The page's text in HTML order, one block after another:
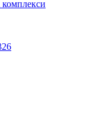
комплекси